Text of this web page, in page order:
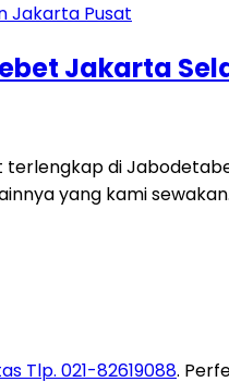
Jakarta
di
yang kami
Tlp. 021-82619088.